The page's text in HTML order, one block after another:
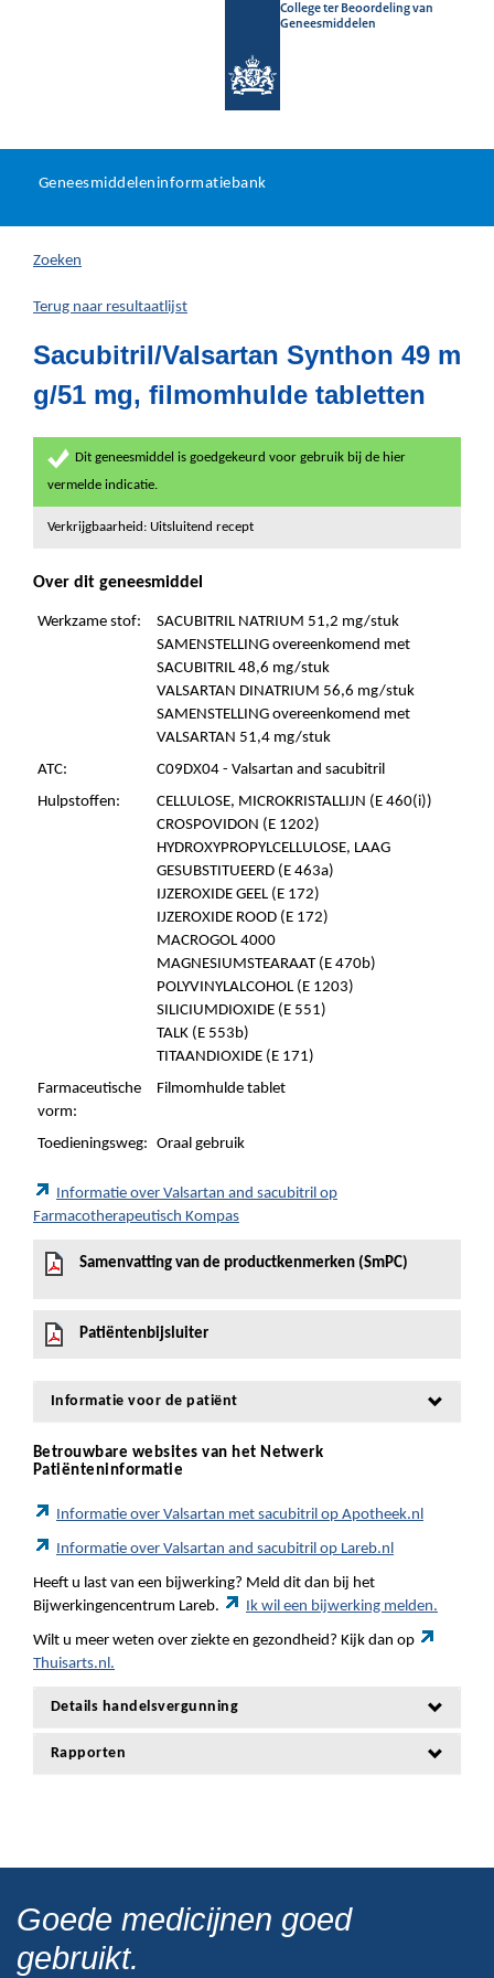
College ter Beoordeling van
Geneesmiddelen
U
hier:
Geneesmiddeleninformatiebank
Zoeken
Terug naar resultaatlijst
Sacubitril/Valsartan Synthon 49 m
g/51 mg, filmomhulde tabletten
Dit geneesmiddel is goedgekeurd voor gebruik bij de hier
vermelde indicatie.
Verkrijgbaarheid: Uitsluitend recept
Over dit geneesmiddel
Werkzame stof:
SACUBITRIL NATRIUM 51,2 mg/stuk
SAMENSTELLING overeenkomend met
SACUBITRIL 48,6 mg/stuk
VALSARTAN DINATRIUM 56,6 mg/stuk
SAMENSTELLING overeenkomend met
VALSARTAN 51,4 mg/stuk
ATC:
C09DX04 - Valsartan and sacubitril
Hulpstoffen:
CELLULOSE, MICROKRISTALLIJN (E 460(i))
CROSPOVIDON (E 1202)
HYDROXYPROPYLCELLULOSE, LAAG
GESUBSTITUEERD (E 463a)
IJZEROXIDE GEEL (E 172)
IJZEROXIDE ROOD (E 172)
MACROGOL 4000
MAGNESIUMSTEARAAT (E 470b)
POLYVINYLALCOHOL (E 1203)
SILICIUMDIOXIDE (E 551)
TALK (E 553b)
TITAANDIOXIDE (E 171)
Farmaceutische
vorm:
Filmomhulde tablet
Toedieningsweg: Oraal gebruik
Informatie over Valsartan and sacubitril op
Farmacotherapeutisch Kompas
Samenvatting van de productkenmerken (SmPC)
Patiëntenbijsluiter
Informatie voor de patiënt
Betrouwbare websites van het Netwerk
Patiënteninformatie
Informatie over Valsartan met sacubitril op Apotheek.nl
Informatie over Valsartan and sacubitril op Lareb.nl
Heeft u last van een bijwerking? Meld dit dan bij het
Bijwerkingencentrum Lareb.
Ik wil een bijwerking melden.
Wilt u meer weten over ziekte en gezondheid? Kijk dan op
Thuisarts.nl.
Details handelsvergunning
Rapporten
Goede medicijnen goed
gebruikt.